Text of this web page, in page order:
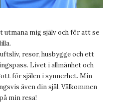
utmana mig själv och för att se
resor, husbygge och ett
Livet i allmänhet och
för själen i synnerhet. Min
även din själ. Välkommen
min resa!